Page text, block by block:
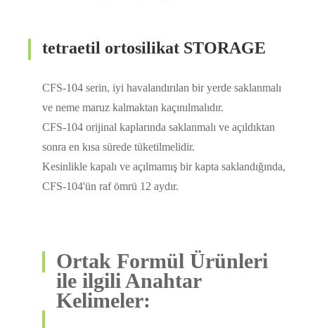
tetraetil ortosilikat STORAGE
CFS-104 serin, iyi havalandırılan bir yerde saklanmalı
ve neme maruz kalmaktan kaçınılmalıdır.
CFS-104 orijinal kaplarında saklanmalı ve açıldıktan
sonra en kısa sürede tüketilmelidir.
Kesinlikle kapalı ve açılmamış bir kapta saklandığında,
CFS-104'ün raf ömrü 12 aydır.
Ortak Formül Ürünleri
ile ilgili Anahtar
Kelimeler: